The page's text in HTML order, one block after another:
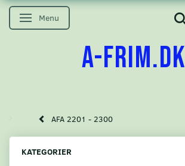
Skifte navigation
Menu
A-FRIM.DK
AFA 2201 - 2300
KATEGORIER